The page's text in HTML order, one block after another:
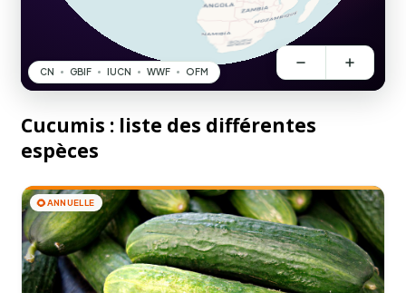
Cucumis : liste des différentes
espèces
🌻ANNUELLE